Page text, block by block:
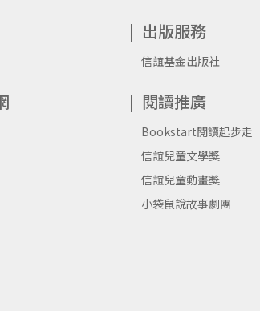
年多來，我和孩子們一起研究逐格動
不斷的腦力激盪下迸出許多不同的想法
還有為實現夢想而努力的毅力，著實
美好，也才知道原來給孩子們自由所
力不是書本裡教的，而是孩子們在實踐
式，為自己開了一個新的篇章。在逐格
著孩子們一起探索 這之中的奧秘，一起
在完成小時候的夢想……
出版服務
信誼基金出版社
閱讀推廣
Bookstart閱讀起步走
信誼兒童文學獎
信誼兒童動畫獎
小袋鼠說故事劇團